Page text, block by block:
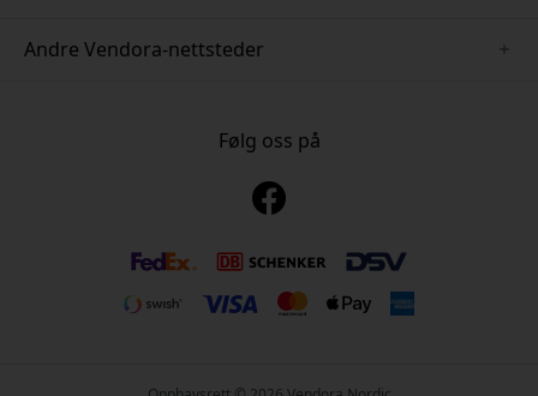
Andre Vendora-nettsteder
www.pipetto.se
Følg oss på